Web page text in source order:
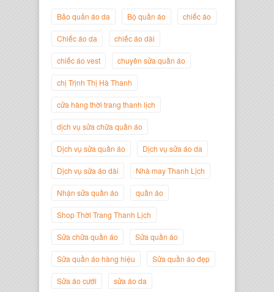
Giám Đốc Thương Hiệu Giày Thời
Nguyễn Minh Đức
Nguyễn
Bảo quản áo da Bộ quần áo chiếc áo
Chiếc áo da chiếc áo dài
chiếc áo vest chuyên sửa quần áo
chị Trịnh Thị Hà Thanh
cửa hàng thời trang thanh lịch
dịch vụ sửa chữa quần áo
Dịch vụ sửa quần áo Dịch vụ sửa áo da
Dịch vụ sửa áo dài Nhà may Thanh Lịch
Nhận sửa quần áo quần áo
Shop Thời Trang Thanh Lịch
Sửa chữa quần áo Sửa quần áo
Sửa quần áo hàng hiệu Sửa quần áo đẹp
Sửa áo cưới sửa áo da